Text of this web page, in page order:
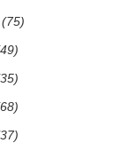
(75)